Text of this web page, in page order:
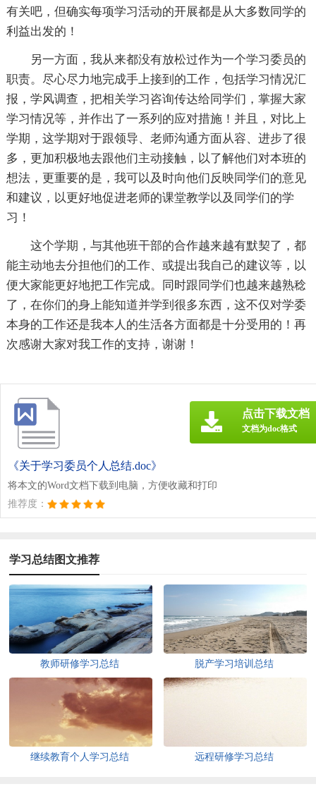
有关吧，但确实每项学习活动的开展都是从大多数同学的
利益出发的！
另一方面，我从来都没有放松过作为一个学习委员的
职责。尽心尽力地完成手上接到的工作，包括学习情况汇
报，学风调查，把相关学习咨询传达给同学们，掌握大家
学习情况等，并作出了一系列的应对措施！并且，对比上
学期，这学期对于跟领导、老师沟通方面从容、进步了很
多，更加积极地去跟他们主动接触，以了解他们对本班的
想法，更重要的是，我可以及时向他们反映同学们的意见
和建议，以更好地促进老师的课堂教学以及同学们的学
习！
这个学期，与其他班干部的合作越来越有默契了，都
能主动地去分担他们的工作、或提出我自己的建议等，以
便大家能更好地把工作完成。同时跟同学们也越来越熟稔
了，在你们的身上能知道并学到很多东西，这不仅对学委
本身的工作还是我本人的生活各方面都是十分受用的！再
次感谢大家对我工作的支持，谢谢！
《关于学习委员个人总结.doc》
将本文的Word文档下载到电脑，方便收藏和打印
推荐度：
点击下载文档
文档为doc格式
学习总结图文推荐
教师研修学习总结 脱产学习培训总结
继续教育个人学习总结 远程研修学习总结